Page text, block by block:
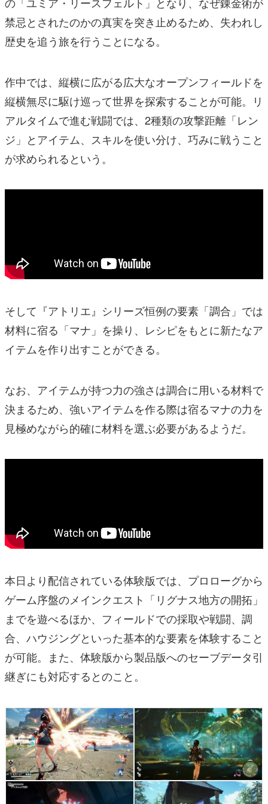
禁忌とされたのかの真実を突き止めるため、失われし
歴史を追う旅を行うことになる。
作中では、縦横に広がる広大なオープンフィールドを
縦横無尽に駆け巡って世界を探索することが可能。リ
アルタイムで進む戦闘では、2種類の攻撃距離「レン
ジ」とアイテム、スキルを使い分け、巧みに戦うこと
が求められるという。
そして『アトリエ』シリーズ恒例の要素「調合」では
材料に宿る「マナ」を操り、レシピをもとに新たなア
イテムを作り出すことができる。
なお、アイテムが持つ力の強さは調合に用いる材料で
決まるため、強いアイテムを作る際は宿るマナの力を
見極めながら的確に材料を選ぶ必要があるようだ。
本日より配信されている体験版では、プロローグから
ゲーム序盤のメインクエスト「リグナス地方の開拓」
までを遊べるほか、フィールドでの採取や戦闘、調
合、ハウジングといった基本的な要素を体験すること
が可能。また、体験版から製品版へのセーブデータ引
継ぎにも対応するとのこと。